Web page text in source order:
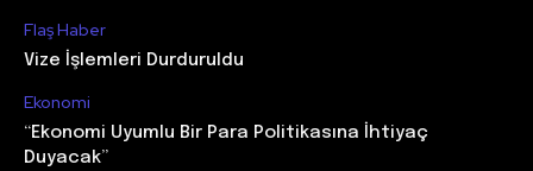
Flaş Haber
Vize İşlemleri Durduruldu
Ekonomi
“Ekonomi Uyumlu Bir Para Politikasına İhtiyaç
Duyacak”